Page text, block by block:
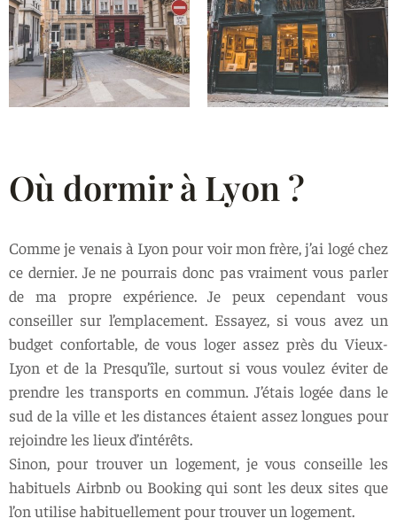
Où dormir à Lyon ?
Comme je venais à Lyon pour voir mon frère, j’ai logé chez
ce dernier. Je ne pourrais donc pas vraiment vous parler
de ma propre expérience. Je peux cependant vous
conseiller sur l’emplacement. Essayez, si vous avez un
budget confortable, de vous loger assez près du Vieux-
Lyon et de la Presqu’île, surtout si vous voulez éviter de
prendre les transports en commun. J’étais logée dans le
sud de la ville et les distances étaient assez longues pour
rejoindre les lieux d’intérêts.
Sinon, pour trouver un logement, je vous conseille les
habituels Airbnb ou Booking qui sont les deux sites que
l’on utilise habituellement pour trouver un logement.